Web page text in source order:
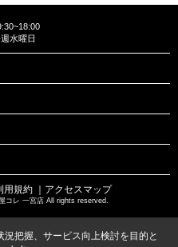
水曜日
用規約 ｜アクセスマップ
コレ 一宮店 All rights reserved.
把握、サービス向上検討を目的と